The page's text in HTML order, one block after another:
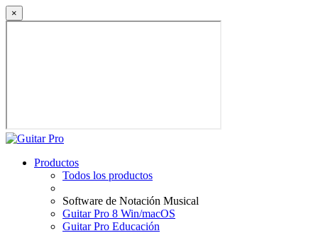
×
Productos
Todos los productos
Software de Notación Musical
Guitar Pro 8 Win/macOS
Guitar Pro Educación